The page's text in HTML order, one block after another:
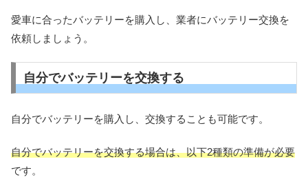
愛車に合ったバッテリーを購入し、業者にバッテリー交換を
依頼しましょう。
自分でバッテリーを交換する
自分でバッテリーを購入し、交換することも可能です。
自分でバッテリーを交換する場合は、以下2種類の準備が必要
です。